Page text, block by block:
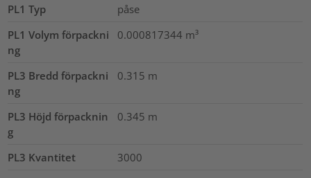
PL1 Typ
påse
PL1 Volym förpackni
ng
0.000817344 m³
PL3 Bredd förpackni
ng
0.315 m
PL3 Höjd förpacknin
g
0.345 m
PL3 Kvantitet
3000